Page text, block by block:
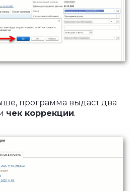
программа выдаст два
чек коррекции.